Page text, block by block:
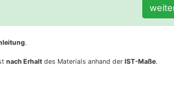
.
nach Erhalt des Materials anhand der IST-Maße.